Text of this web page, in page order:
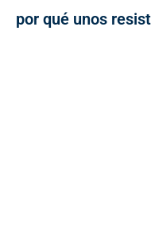
por qué unos